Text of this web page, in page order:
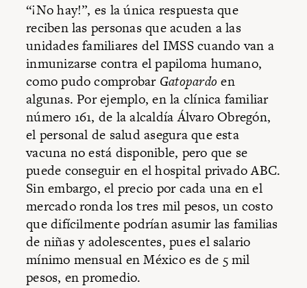
“¡No hay!”, es la única respuesta que
reciben las personas que acuden a las
unidades familiares del IMSS cuando van a
inmunizarse contra el papiloma humano,
como pudo comprobar Gatopardo en
algunas. Por ejemplo, en la clínica familiar
número 161, de la alcaldía Álvaro Obregón,
el personal de salud asegura que esta
vacuna no está disponible, pero que se
puede conseguir en el hospital privado ABC.
Sin embargo, el precio por cada una en el
mercado ronda los tres mil pesos, un costo
que difícilmente podrían asumir las familias
de niñas y adolescentes, pues el salario
mínimo mensual en México es de 5 mil
pesos, en promedio.